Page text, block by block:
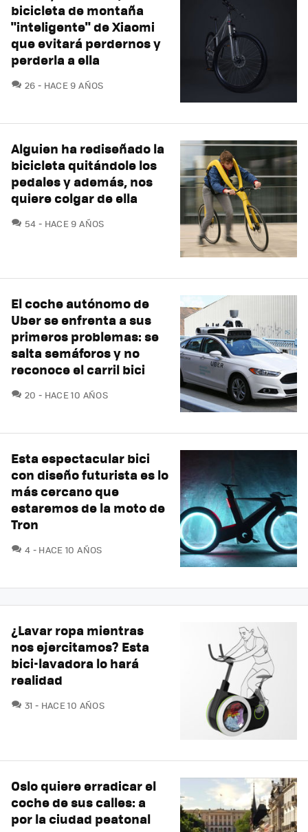
bicicleta de montaña
"inteligente" de Xiaomi
que evitará perdernos y
perderla a ella
26 COMENTARIOS
HACE 9 AÑOS
Alguien ha rediseñado la
bicicleta quitándole los
pedales y además, nos
quiere colgar de ella
54 COMENTARIOS
HACE 9 AÑOS
El coche autónomo de
Uber se enfrenta a sus
primeros problemas: se
salta semáforos y no
reconoce el carril bici
20 COMENTARIOS
HACE 10 AÑOS
Esta espectacular bici
con diseño futurista es lo
más cercano que
estaremos de la moto de
Tron
4 COMENTARIOS
HACE 10 AÑOS
¿Lavar ropa mientras
nos ejercitamos? Esta
bici-lavadora lo hará
realidad
31 COMENTARIOS
HACE 10 AÑOS
Oslo quiere erradicar el
coche de sus calles: a
por la ciudad peatonal